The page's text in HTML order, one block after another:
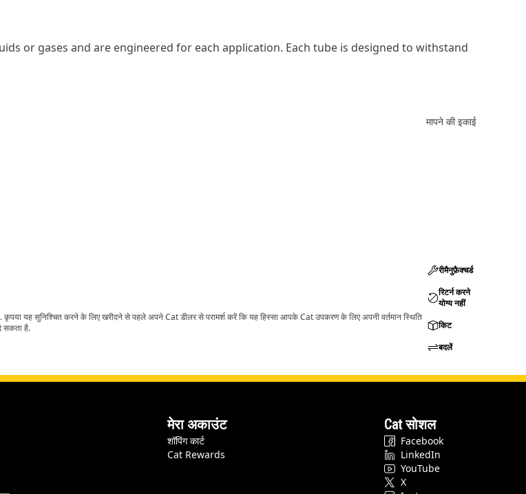
or gases and are engineered for each application. Each tube is designed to withstand
मापने की इकाई
यह सुनिश्चित करने के लिए खरीदने से पहले अपने Cat डीलर से परामर्श करें कि यह हिस्सा आपके Cat उपकरण के लिए अपनी वर्तमान स्थिति
सकता है.
रीमैनुफ़ैक्चर्ड
रिटर्न करने
योग्य नहीं
किट
बदलें
मेरा अकाउंट
शॉपिंग कार्ट
Cat Rewards
Cat सोशल
Facebook
LinkedIn
YouTube
X